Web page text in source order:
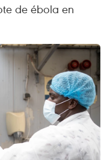
de ébola en